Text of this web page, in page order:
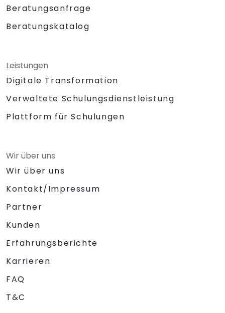
Beratungsanfrage
Beratungskatalog
Leistungen
Digitale Transformation
Verwaltete Schulungsdienstleistung
Plattform für Schulungen
Wir über uns
Wir über uns
Kontakt/Impressum
Partner
Kunden
Erfahrungsberichte
Karrieren
FAQ
T&C